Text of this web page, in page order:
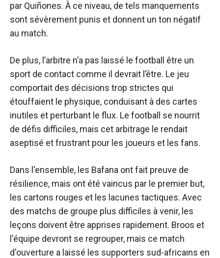
par Quiñones. À ce niveau, de tels manquements
sont sévèrement punis et donnent un ton négatif
au match.
De plus, l’arbitre n’a pas laissé le football être un
sport de contact comme il devrait l’être. Le jeu
comportait des décisions trop strictes qui
étouffaient le physique, conduisant à des cartes
inutiles et perturbant le flux. Le football se nourrit
de défis difficiles, mais cet arbitrage le rendait
aseptisé et frustrant pour les joueurs et les fans.
Dans l'ensemble, les Bafana ont fait preuve de
résilience, mais ont été vaincus par le premier but,
les cartons rouges et les lacunes tactiques. Avec
des matchs de groupe plus difficiles à venir, les
leçons doivent être apprises rapidement. Broos et
l'équipe devront se regrouper, mais ce match
d'ouverture a laissé les supporters sud-africains en